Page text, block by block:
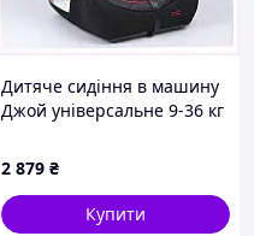
Дитяче сидіння в машину
Джой універсальне 9-36 кг
2XA6E07377
2 879 ₴
Купити